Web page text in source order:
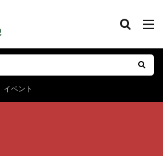
イベント